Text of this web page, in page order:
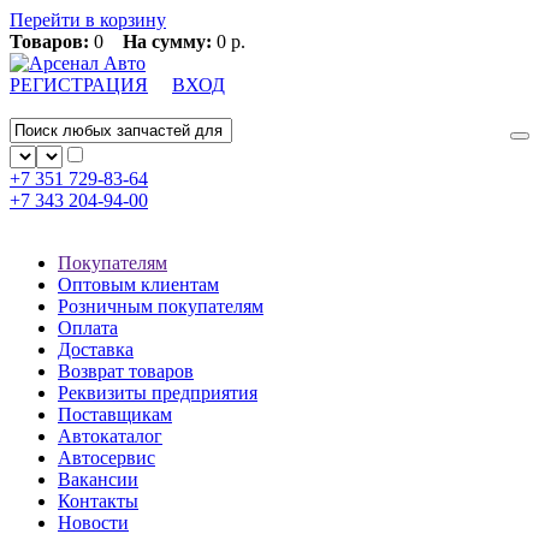
Перейти в корзину
Товаров: 0 На сумму: 0 р.
РЕГИСТРАЦИЯ ВХОД
+7 351 729-83-64
+7 343 204-94-00
Покупателям
Оптовым клиентам
Розничным покупателям
Оплата
Доставка
Возврат товаров
Реквизиты предприятия
Поставщикам
Автокаталог
Автосервис
Вакансии
Контакты
Новости